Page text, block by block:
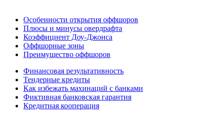
Особенности открытия оффшоров
Плюсы и минусы овердрафта
Коэффициент Доу-Джонса
Оффшорные зоны
Преимущество оффшоров
Финансовая результативность
Тендерные кредиты
Как избежать махинаций с банками
Фиктивная банковская гарантия
Кредитная кооперация